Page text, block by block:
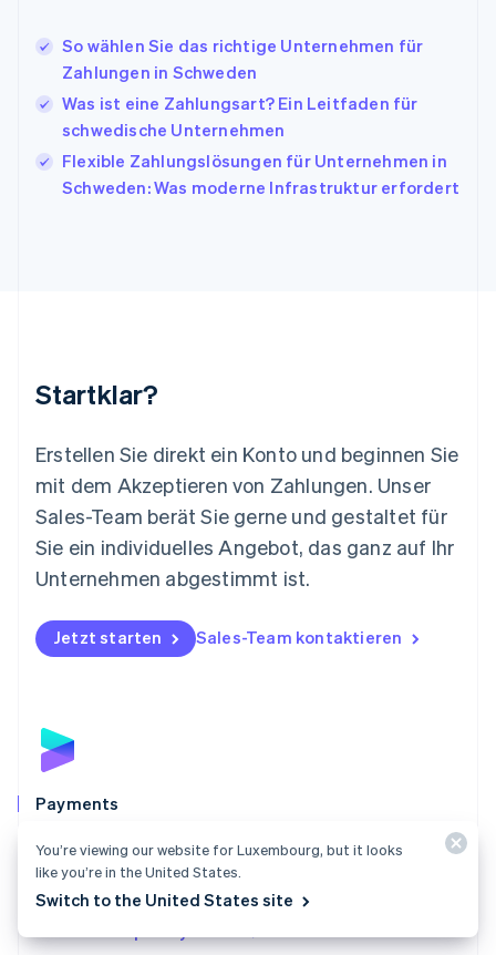
So wählen Sie das richtige Unternehmen für
Zahlungen in Schweden
Was ist eine Zahlungsart? Ein Leitfaden für
schwedische Unternehmen
Flexible Zahlungslösungen für Unternehmen in
Schweden: Was moderne Infrastruktur erfordert
Startklar?
Erstellen Sie direkt ein Konto und beginnen Sie
mit dem Akzeptieren von Zahlungen. Unser
Sales-Team berät Sie gerne und gestaltet für
Sie ein individuelles Angebot, das ganz auf Ihr
Unternehmen abgestimmt ist.
Jetzt starten Sales-Team kontaktieren
Payments
Akzeptieren Sie Zahlungen online, am POS vor Ort und
weltweit mit einer einzigen Zahlungslösung, die für
jedes Unternehmen geeignet ist.
English Français
Kroatien
EnglishItaliano
Lettland
Liechtenstein
DeutschEnglish
Mexiko
English
Niederlande
Nederlands English
Norwegen
English
Österreich
Polen
English
Portugal
Schweden
Schweiz
Singapur
简体中文
Slowakei
English
Slowenien
You’re viewing our website for Luxembourg, but it looks
like you’re in the United States.
Switch to the United States site